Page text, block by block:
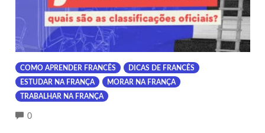
COMO APRENDER FRANCÊS
DICAS DE FRANCÊS
ESTUDAR NA FRANÇA
MORAR NA FRANÇA
TRABALHAR NA FRANÇA
0COMMENTS